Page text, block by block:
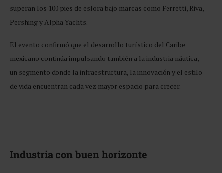
superan los 100 pies de eslora bajo marcas como Ferretti, Riva,
Pershing y Alpha Yachts.
El evento confirmó que el desarrollo turístico del Caribe
mexicano continúa impulsando también a la industria náutica,
un segmento donde la infraestructura, la innovación y el estilo
de vida encuentran cada vez mayor espacio para crecer.
Industria con buen horizonte